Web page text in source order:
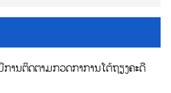
ານຕິດຕາມກວດກາການໂຕ້ຖຽງຄະດີ